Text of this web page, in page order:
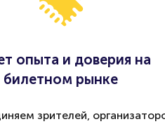
опыта и доверия на
билетном рынке
зрителей,